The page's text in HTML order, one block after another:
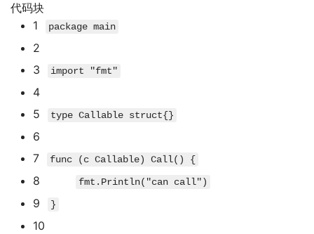
代码块
1
package main
2
3
import "fmt"
4
5
type Callable struct{}
6
7
func (c Callable) Call( ) {
8 fmt . Println( "can call")
9 }
10